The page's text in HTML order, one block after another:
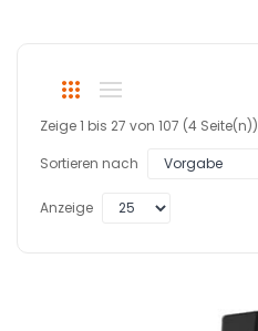
Zeige 1 bis 27 von 107 (4 Seite(n))
Sortieren nach
Anzeige